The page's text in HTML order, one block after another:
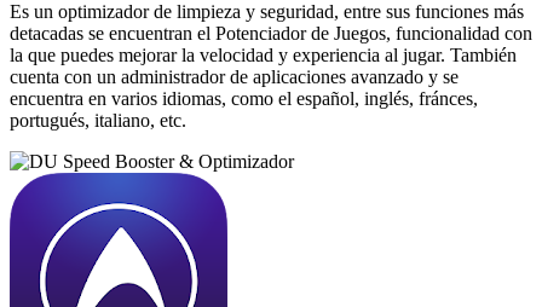
Es un optimizador de limpieza y seguridad, entre sus funciones más
detacadas se encuentran el Potenciador de Juegos, funcionalidad con
la que puedes mejorar la velocidad y experiencia al jugar. También
cuenta con un administrador de aplicaciones avanzado y se
encuentra en varios idiomas, como el español, inglés, fránces,
portugués, italiano, etc.